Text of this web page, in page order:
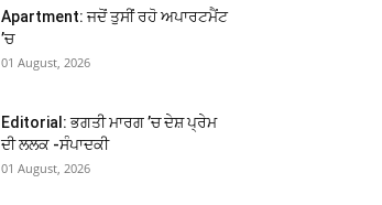
Apartment: ਜਦੋਂ ਤੁਸੀਂ ਰਹੋ ਅਪਾਰਟਮੈਂਟ
’ਚ
01 August, 2026
Editorial: ਭਗਤੀ ਮਾਰਗ ’ਚ ਦੇਸ਼ ਪ੍ਰੇਮ
ਦੀ ਲਲਕ -ਸੰਪਾਦਕੀ
01 August, 2026